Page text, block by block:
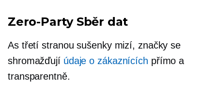
Zero-PartySběr dat
As třetí stranou sušenky mizí, značky se
shromažďují údaje o zákaznících přímo a
transparentně.